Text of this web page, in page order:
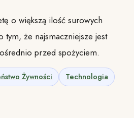
o większą ilość surowych
tym, że najsmaczniejsze jest
przed spożyciem.
Żywności
Technologia